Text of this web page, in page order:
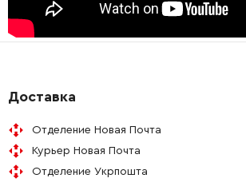
Доставка
Отделение Новая Почта
Курьер Новая Почта
Отделение Укрпошта